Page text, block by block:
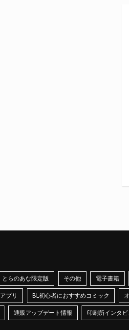
とらのあな限定版 その他 電子書籍
アプリ BL初心者におすすめコミック
通販アップデート情報 印刷所インタ